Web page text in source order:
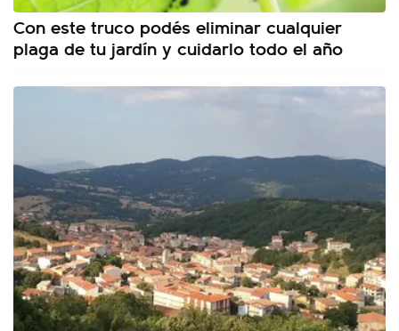
Con este truco podés eliminar cualquier
plaga de tu jardín y cuidarlo todo el año